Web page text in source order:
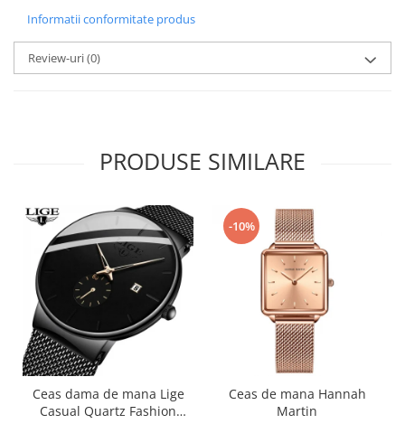
Informatii conformitate produs
Review-uri(0)
PRODUSE SIMILARE
Ceas dama de mana Lige
Casual Quartz Fashion
-10%
Ceas de mana Hannah
Martin